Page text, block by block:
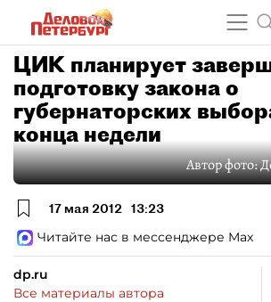
ЦИК планирует
подготовку закона о
губернаторских
конца недели
Автор фото:
17 мая 2012 13:23
Читайте нас в мессенджере Max
dp.ru
Все материалы автора